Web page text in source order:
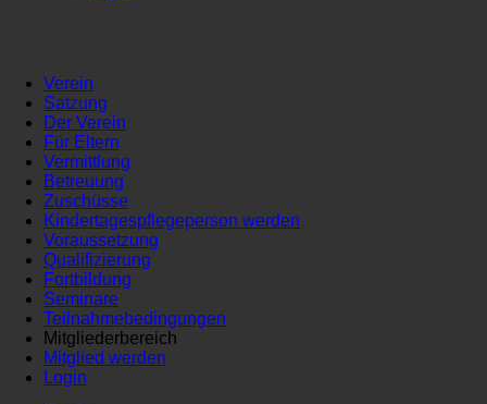
Verein
Satzung
Der Verein
Für Eltern
Vermittlung
Betreuung
Zuschüsse
Kindertagespflegeperson werden
Voraussetzung
Qualifizierung
Fortbildung
Seminare
Teilnahmebedingungen
Mitgliederbereich
Mitglied werden
Login